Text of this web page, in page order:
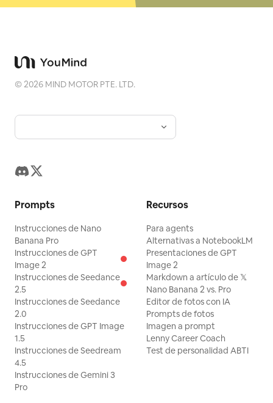
©2026 MIND MOTOR PTE. LTD.
Prompts
Instrucciones de Nano
Banana Pro
Instrucciones de GPT
Image 2
Instrucciones de Seedance
2.5
Instrucciones de Seedance
2.0
Instrucciones de GPT Image
1.5
Instrucciones de Seedream
4.5
Instrucciones de Gemini 3
Pro
Recursos
Para agents
Alternativas a NotebookLM
Presentaciones de GPT
Image 2
Markdown a artículo de 𝕏
Nano Banana 2 vs. Pro
Editor de fotos con IA
Prompts de fotos
Imagen a prompt
Lenny Career Coach
Test de personalidad ABTI